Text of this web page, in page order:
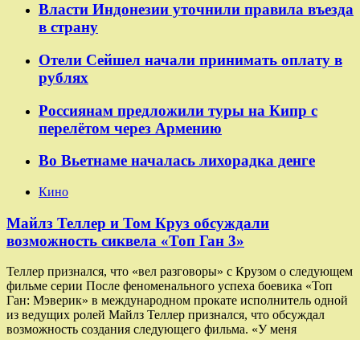
Власти Индонезии уточнили правила въезда
в страну
Отели Сейшел начали принимать оплату в
рублях
Россиянам предложили туры на Кипр с
перелётом через Армению
Во Вьетнаме началась лихорадка денге
Кино
Майлз Теллер и Том Круз обсуждали
возможность сиквела «Топ Ган 3»
Теллер признался, что «вел разговоры» с Крузом о следующем
фильме серии После феноменального успеха боевика «Топ
Ган: Мэверик» в международном прокате исполнитель одной
из ведущих ролей Майлз Теллер признался, что обсуждал
возможность создания следующего фильма. «У меня